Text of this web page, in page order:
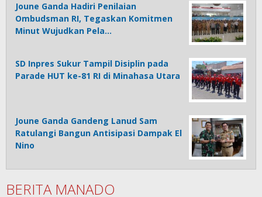
Joune Ganda Hadiri Penilaian
Ombudsman RI, Tegaskan Komitmen
Minut Wujudkan Pela…
SD Inpres Sukur Tampil Disiplin pada
Parade HUT ke-81 RI di Minahasa Utara
Joune Ganda Gandeng Lanud Sam
Ratulangi Bangun Antisipasi Dampak El
Nino
BERITA MANADO